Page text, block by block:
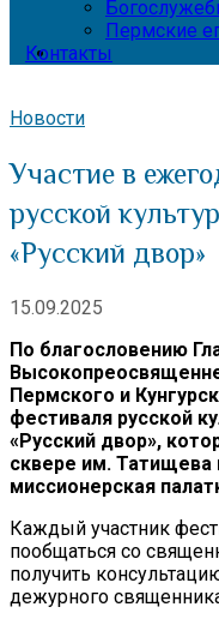
Пермские
Контакты
Новости
Участие в
русской
«Русский двор»
15.09.2025
По благословению
Пермского и
фестиваля русской
«Русский двор»,
сквере им. Татищева
миссионерская
Каждый участник
пообщаться со
получить
дежурного